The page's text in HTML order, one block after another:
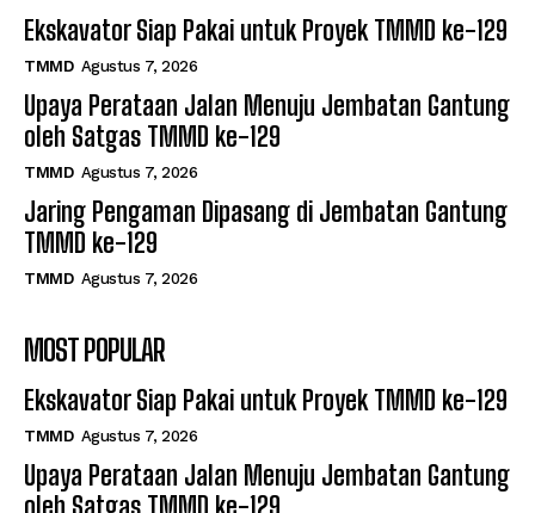
Ekskavator Siap Pakai untuk Proyek TMMD ke-129
TMMD Agustus 7, 2026
Upaya Perataan Jalan Menuju Jembatan Gantung
oleh Satgas TMMD ke-129
TMMD Agustus 7, 2026
Jaring Pengaman Dipasang di Jembatan Gantung
TMMD ke-129
TMMD Agustus 7, 2026
MOST POPULAR
Ekskavator Siap Pakai untuk Proyek TMMD ke-129
TMMD Agustus 7, 2026
Upaya Perataan Jalan Menuju Jembatan Gantung